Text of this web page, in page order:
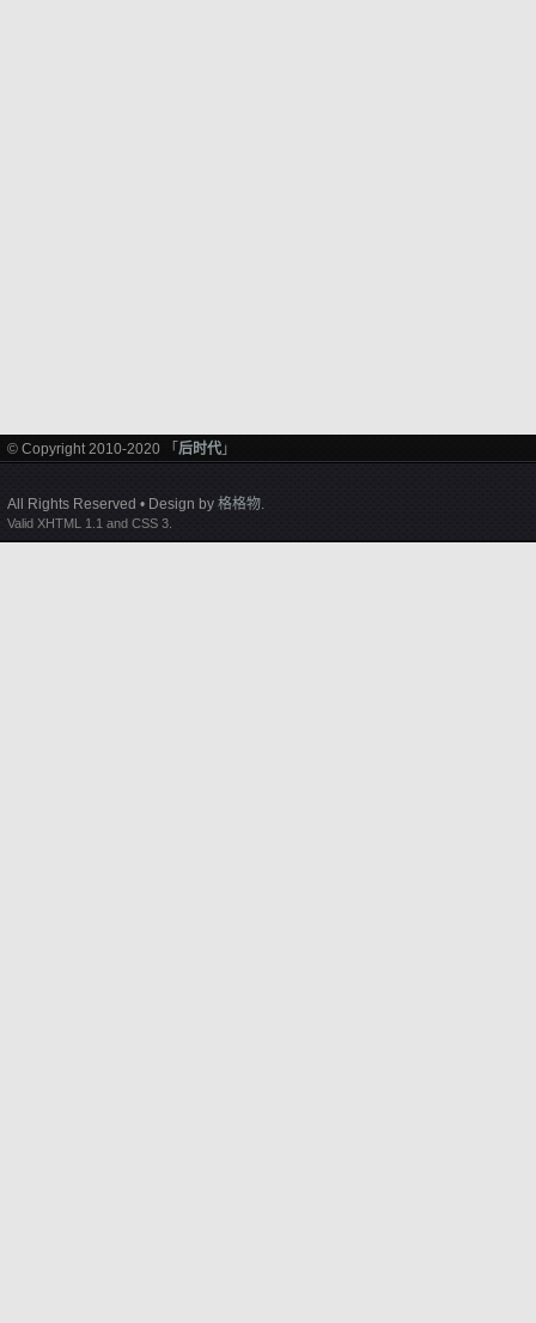
© Copyright 2010-2020 「 后时代 」
All Rights Reserved • Design by 格格物.
Valid XHTML 1.1 and CSS 3.